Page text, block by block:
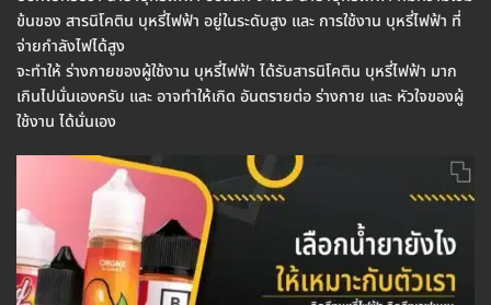
ข้นของ สารนิโคติน บุหรี่ไฟฟ้า อยู่ในระดับสูง และ การใช้งาน บุหรี่ไฟฟ้า ที่
จ่ายกำลังไฟได้สูง
จะทำให้ ร่างกายของผู้ใช้งาน บุหรี่ไฟฟ้า ได้รับสารนิโคติน บุหรี่ไฟฟ้า มาก
เกินไปนั่นเองครับ และ อาจทำให้เกิด อันตรายต่อ ร่างกาย และ หัวใจของผู้
ใช้งาน ได้นั่นเอง